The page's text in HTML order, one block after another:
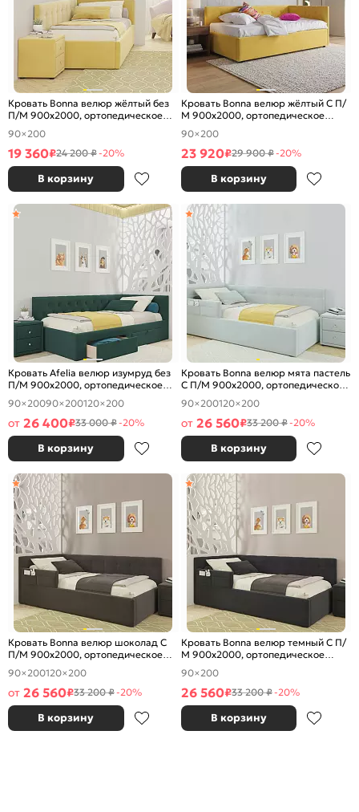
Кровать Bonna велюр жёлтый без
П/М 900x2000, ортопедическое
основание, изголовье мягкое
90×200
19 360₽24 200 ₽-20%
В корзину
Кровать Bonna велюр жёлтый С П/
М 900x2000, ортопедическое
основание, изголовье мягкое
90×200
23 920₽29 900 ₽-20%
В корзину
Кровать Afelia велюр изумруд без
П/М 900x2000, ортопедическое
основание, изголовье мягкое
90×20090×200120×200
от 26 400₽33 000 ₽-20%
В корзину
Кровать Bonna велюр мята пастель
С П/М 900x2000, ортопедическое
основание, изголовье мягкое
90×200120×200
от 26 560₽33 200 ₽-20%
В корзину
Кровать Bonna велюр шоколад С
П/М 900x2000, ортопедическое
основание, изголовье мягкое
90×200120×200
от 26 560₽33 200 ₽-20%
В корзину
Кровать Bonna велюр темный С П/
М 900x2000, ортопедическое
основание, изголовье мягкое
90×200
26 560₽33 200 ₽-20%
В корзину